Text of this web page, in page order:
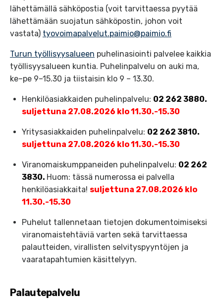
lähettämällä sähköpostia (voit tarvittaessa pyytää
lähettämään suojatun sähköpostin, johon voit
vastata) tyovoimapalvelut.paimio@paimio.fi
Turun työllisyysalueen puhelinasiointi palvelee kaikkia
työllisyysalueen kuntia. Puhelinpalvelu on auki ma,
ke–pe 9–15.30 ja tiistaisin klo 9 – 13.30.
Henkilöasiakkaiden puhelinpalvelu: 02 262 3880.
suljettuna 27.08.2026 klo 11.30.-15.30
Yritysasiakkaiden puhelinpalvelu: 02 262 3810.
suljettuna 27.08.2026 klo 11.30.-15.30
Viranomaiskumppaneiden puhelinpalvelu: 02 262
3830. Huom: tässä numerossa ei palvella
henkilöasiakkaita! suljettuna 27.08.2026 klo
11.30.-15.30
Puhelut tallennetaan tietojen dokumentoimiseksi
viranomaistehtäviä varten sekä tarvittaessa
palautteiden, virallisten selvityspyyntöjen ja
vaaratapahtumien käsittelyyn.
Palautepalvelu